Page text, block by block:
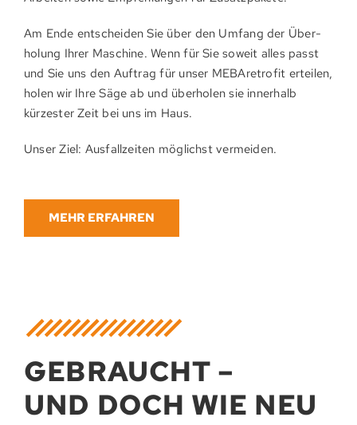
Am Ende ent­schei­den Sie über den Umfang der Über­
holung Ihrer Ma­schine. Wenn für Sie so­weit alles passt
und Sie uns den Auftrag für unser MEBA­retrofit erteilen,
holen wir Ihre Säge ab und über­holen sie innerhalb
kürzes­ter Zeit bei uns im Haus.
Unser Ziel: Aus­fall­zeiten mög­lichst vermeiden.
MEHR ERFAHREN
GEBRAUCHT –
UND DOCH WIE NEU